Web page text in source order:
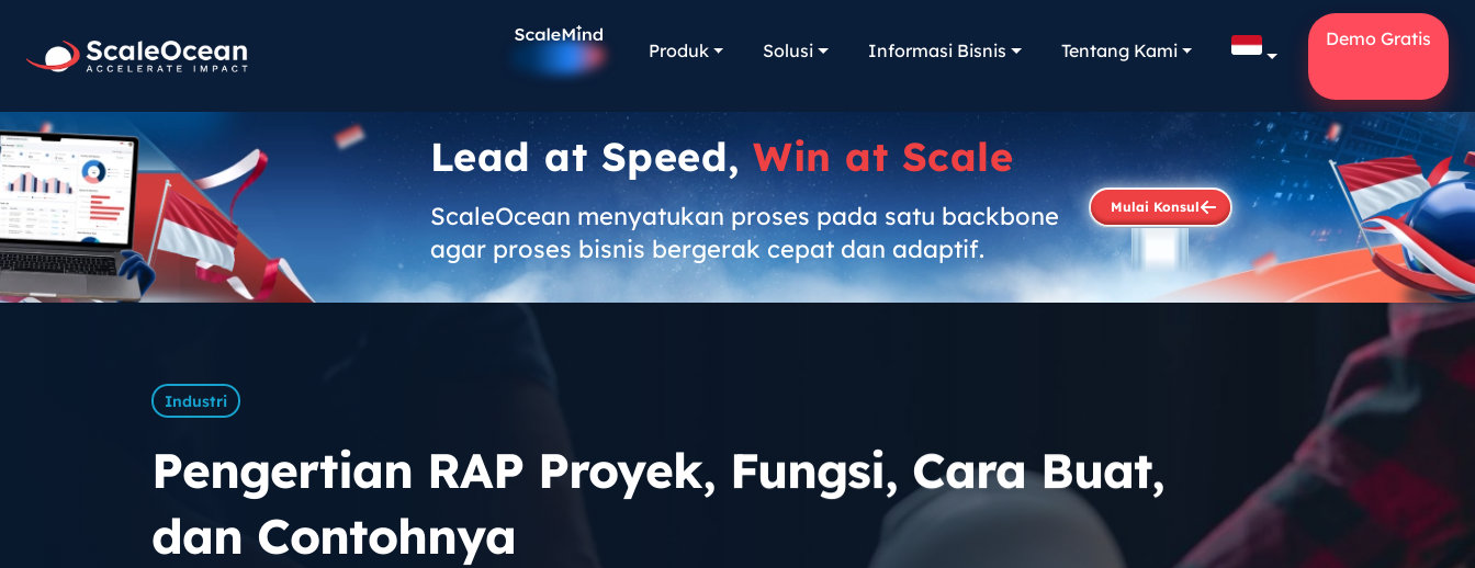
Produk Solusi Informasi Bisnis Tentang Kami
Demo Gratis
Lead at Speed,Win at Scale
ScaleOcean menyatukan proses pada satu backbone
agar proses bisnis bergerak cepat dan adaptif.
Mulai Konsul
Industri
Pengertian RAP Proyek, Fungsi, Cara Buat,
dan Contohnya